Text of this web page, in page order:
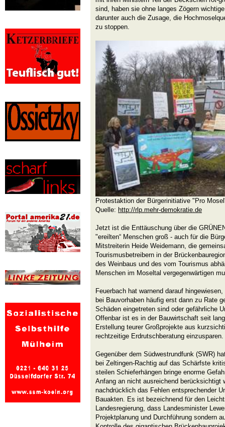
sind, haben sie ohne langes Zögern
darunter auch die Zusage, die
zu stoppen.
Protestaktion der Bürgerinitiative "Pro
Quelle: http://rlp.mehr-demokratie.de
Jetzt ist die Enttäuschung über die
"ereilten“ Menschen groß - auch für die
Mitstreiterin Heide Weidemann, die
Tourismusbetreibern in der
des Weinbaus und des vom Tourismus
Menschen im Moseltal vergegenwärtigen
Feuerbach hat warnend darauf
bei Bauvorhaben häufig erst dann zu Rate
Schäden eingetreten sind oder gefährliche
Offenbar ist es in der Bauwirtschaft seit
Erstellung teurer Großprojekte aus
rechtzeitige Erdrutschberatung einzusparen.
Gegenüber dem Südwestrundfunk (SWR)
bei Zeltingen-Rachtig auf das Schärfste
steilen Schieferhängen bringe enorme
Anfang an nicht ausreichend berücksichtigt
nachdrücklich das Fehlen entsprechender
Bauakten. Es ist bezeichnend für den
Landesregierung, dass Landesminister
Projektplanung und Durchführung sondern